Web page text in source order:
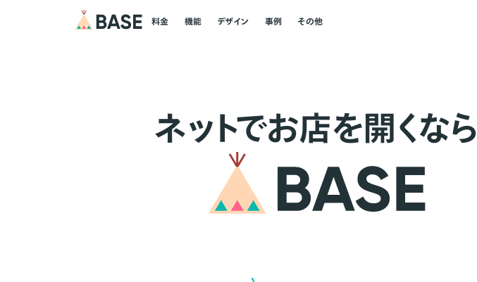
料金 機能 デザイン 事例 その他
ネッ トでお店を開くなら